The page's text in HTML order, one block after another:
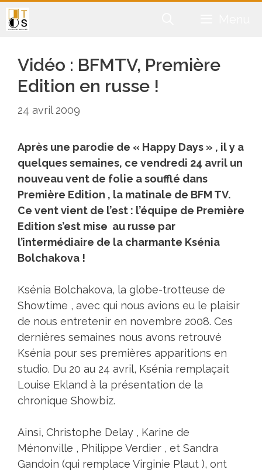
Aller
au
Vidéo : BFMTV, Première
Edition en russe !
24 avril 2009
Après une parodie de « Happy Days » , il y a
quelques semaines, ce vendredi 24 avril un
nouveau vent de folie a soufflé dans
Première Edition , la matinale de BFM TV.
Ce vent vient de l’est : l’équipe de Première
Edition s’est mise au russe par
l’intermédiaire de la charmante Ksénia
Bolchakova !
Ksénia Bolchakova, la globe-trotteuse de
Showtime , avec qui nous avions eu le plaisir
de nous entretenir en novembre 2008. Ces
dernières semaines nous avons retrouvé
Ksénia pour ses premières apparitions en
studio. Du 20 au 24 avril, Ksénia remplaçait
Louise Ekland à la présentation de la
chronique Showbiz.
Ainsi, Christophe Delay , Karine de
Ménonville , Philippe Verdier , et Sandra
Gandoin (qui remplace Virginie Plaut ), ont